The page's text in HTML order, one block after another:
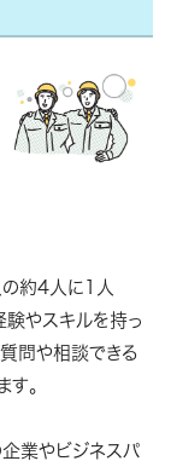
の約4人に1人
験やスキルを持っ
問や相談できる
。
企業やビジネスパ